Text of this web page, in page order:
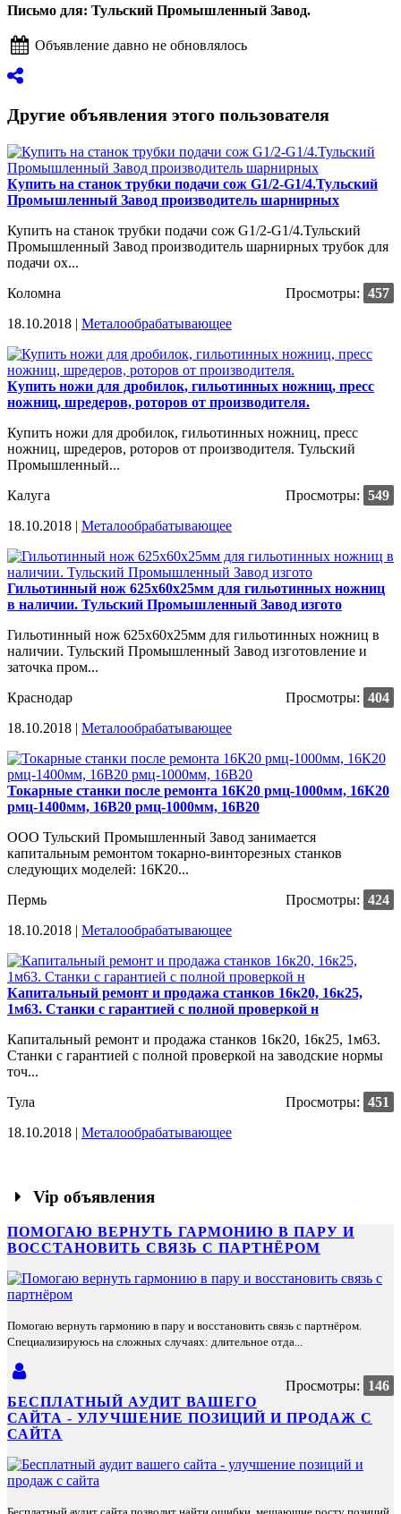
Письмо для: Тульский Промышленный Завод.
Объявление давно не обновлялось
Другие объявления этого пользователя
Купить на станок трубки подачи сож G1/2-G1/4.Тульский
Промышленный Завод производитель шарнирных
Купить на станок трубки подачи сож G1/2-G1/4.Тульский
Промышленный Завод производитель шарнирных трубок для
подачи ох...
Коломна
Просмотры: 457
18.10.2018 | Металообрабатывающее
Купить ножи для дробилок, гильотинных ножниц, пресс
ножниц, шредеров, роторов от производителя.
Купить ножи для дробилок, гильотинных ножниц, пресс
ножниц, шредеров, роторов от производителя. Тульский
Промышленный...
Калуга
Просмотры: 549
18.10.2018 | Металообрабатывающее
Гильотинный нож 625х60х25мм для гильотинных ножниц
в наличии. Тульский Промышленный Завод изгото
Гильотинный нож 625х60х25мм для гильотинных ножниц в
наличии. Тульский Промышленный Завод изготовление и
заточка пром...
Краснодар
Просмотры: 404
18.10.2018 | Металообрабатывающее
Токарные станки после ремонта 16К20 рмц-1000мм, 16К20
рмц-1400мм, 16В20 рмц-1000мм, 16В20
ООО Тульский Промышленный Завод занимается
капитальным ремонтом токарно-винторезных станков
следующих моделей: 16К20...
Пермь
Просмотры: 424
18.10.2018 | Металообрабатывающее
Капитальный ремонт и продажа станков 16к20, 16к25,
1м63. Станки с гарантией с полной проверкой н
Капитальный ремонт и продажа станков 16к20, 16к25, 1м63.
Станки с гарантией с полной проверкой на заводские нормы
точ...
Тула
Просмотры: 451
18.10.2018 | Металообрабатывающее
Vip объявления
ПОМОГАЮ ВЕРНУТЬ ГАРМОНИЮ В ПАРУ И
ВОССТАНОВИТЬ СВЯЗЬ С ПАРТНЁРОМ
Помогаю вернуть гармонию в пару и восстановить связь с партнёром.
Специализируюсь на сложных случаях: длительное отда...
Просмотры:
146
БЕСПЛАТНЫЙ АУДИТ ВАШЕГО
САЙТА - УЛУЧШЕНИЕ ПОЗИЦИЙ И ПРОДАЖ С
САЙТА